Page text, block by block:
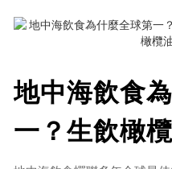
地中海飲食
一？生飲橄